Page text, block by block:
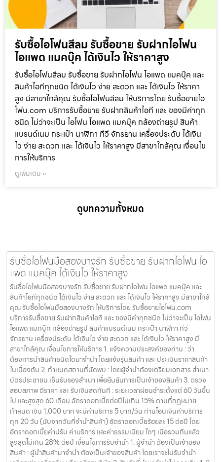
รับซื้อไอโฟนสีลม รับซื้อขาย รับฝากไอโฟน
ไอแพด แมคบุ๊ค ได้เงินไว ให้ราคาสูง
รับซื้อไอโฟนสีลม รับซื้อขาย รับฝากไอโฟน ไอแพด แมคบุ๊ค และ
สินค้าไอทีทุกชนิด ได้เงินไว ง่าย สะดวก และ ได้เงินไว ให้ราคา
สูง มีสาขาใกล้คุณ รับซื้อไอโฟนสีลม ให้บริการโดย รับซื้อขายไอ
โฟน.com บริการรับซื้อขาย รับฝากสินค้าไอที และ ของมีค่าทุก
ชนิด ไม่ว่าจะเป็น ไอโฟน ไอแพด แมคบุ๊ค กล้องถ่ายรูป สินค้า
แบรนด์เนม กระเป๋า นาฬิกา ทีวี จักรยาน เครื่องประดับ ได้เงิน
ไว ง่าย สะดวก และ ได้เงินไว ให้ราคาสูง มีสาขาใกล้คุณ เงื่อนไข
การให้บริการ
ดูเพิ่มเติม »
ดูบทความทั้งหมด
รับซื้อไอโฟนมือสองบางรัก รับซื้อขาย รับฝากไอโฟน ไอ
แพด แมคบุ๊ค ได้เงินไว ให้ราคาสูง
รับซื้อไอโฟนมือสองบางรัก รับซื้อขาย รับฝากไอโฟน ไอแพด แมคบุ๊ค และ
สินค้าไอทีทุกชนิด ได้เงินไว ง่าย สะดวก และ ได้เงินไว ให้ราคาสูง มีสาขาใกล้
คุณ รับซื้อไอโฟนมือสองบางรัก ให้บริการโดย รับซื้อขายไอโฟน.com
บริการรับซื้อขาย รับฝากสินค้าไอที และ ของมีค่าทุกชนิด ไม่ว่าจะเป็น ไอโฟน
ไอแพด แมคบุ๊ค กล้องถ่ายรูป สินค้าแบรนด์เนม กระเป๋า นาฬิกา ทีวี
จักรยาน เครื่องประดับ ได้เงินไว ง่าย สะดวก และ ได้เงินไว ให้ราคาสูง มี
สาขาใกล้คุณ เงื่อนไขการให้บริการ 1. แจ้งความประสงค์ของท่าน : ว่า
ต้องการนำสินค้าชนิดใดมาจำนำ โดยแจ้งรุ่นสินค้า และ ประเมินราคาสินค้า
ในเบื้องต้น 2. กำหนดสถานที่นัดพบ : โดยผู้จำนำต้องเตรียมเอกสาร สำเนา
บัตรประชาชน เซ็นรับรองสำเนา เพื่อยืนยันการเป็นเจ้าของสินค้า 3. ตรวจ
สอบสภาพ ตีราคา และ รับเงินสดทันที : ระยะเวลาผ่อนชำระตั้งแต่ 60 วันขึ้น
ไป และสูงสุด 60 เดือน อัตราดอกเบี้ยต่อปีไม่เกิน 15% ตามที่กฏหมาย
กำหนด เงิน 1,000 บาท จะมีค่าบริการ 5 บาท/วัน ท่านโอนเงินค่าบริการ
ทุก 20 วัน (นับจากวันที่จำนำสินค้า) อัตราดอกเบี้ยร้อยละ 15 ต่อปี โดย
อัตราดอกเบี้ยค่าปรับ ค่าบริการ และค่าธรรมเนียม ใดๆ เมื่อรวมกันแล้ว
สูงสุดไม่เกิน 28% ต่อปี เงื่อนไขการรับจำนำ 1. ผู้จำนำ ต้องเป็นเจ้าของ
สินค้า : ผู้นำสินค้ามาจำนำ ต้องเป็นเจ้าของสินค้า โดยเราจะไม่รับจำนำ